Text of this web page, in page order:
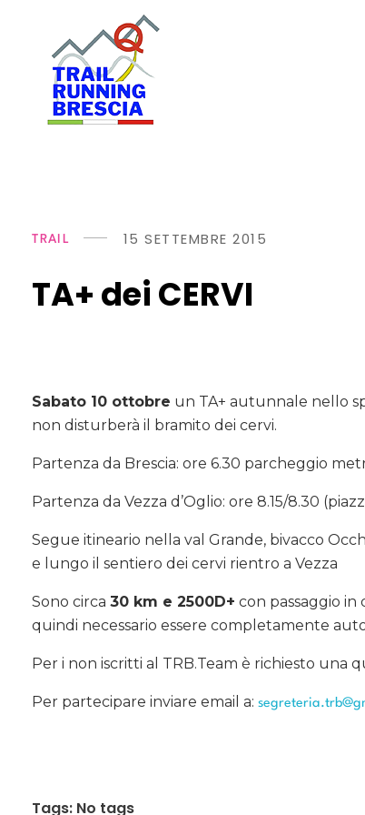
TA+ dei CERVI
15 SETTEMBRE 2015
TRAIL
Sabato 10 ottobre un TA+ autunnale nello
non disturberà il bramito dei cervi.
Partenza da Brescia: ore 6.30 parcheggio
Partenza da Vezza d’Oglio: ore 8.15/8.30
Segue itineario nella val Grande, bivacco
e lungo il sentiero dei cervi rientro a Vezza
Sono circa 30 km e 2500D+ con passaggio
quindi necessario essere completamente
Per i non iscritti al TRB.Team è richiesto una
Per partecipare inviare email a:
Tags: No tags